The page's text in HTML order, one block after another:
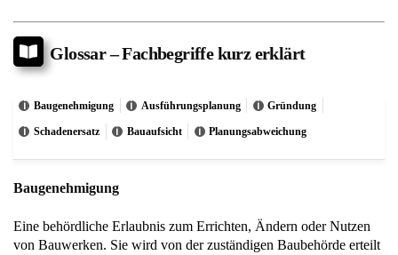
Glossar – Fachbegriffe kurz erklärt
Baugenehmigung Ausführungsplanung Gründung
Schadenersatz Bauaufsicht Planungsabweichung
Baugenehmigung
Eine behördliche Erlaubnis zum Errichten, Ändern oder Nutzen
von Bauwerken. Sie wird von der zuständigen Baubehörde erteilt